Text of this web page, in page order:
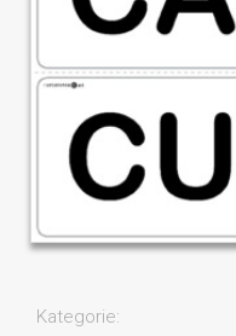
Kategorie: